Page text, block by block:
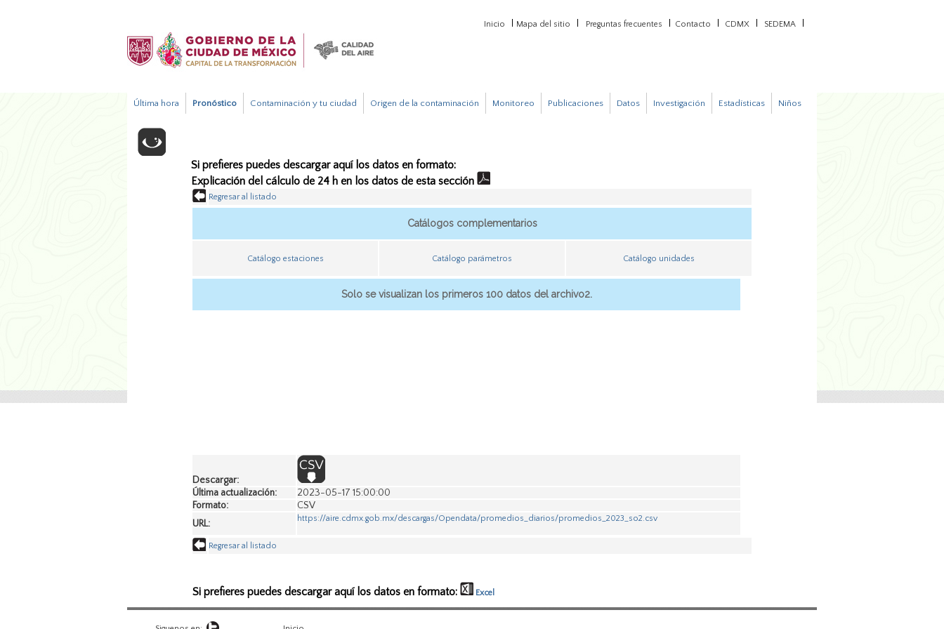
Inicio Mapa del sitio Preguntas frecuentes Contacto CDMX SEDEMA
Última hora Pronóstico Contaminación y tu ciudad Origen de la contaminación Monitoreo Publicaciones Datos Investigación Estadísticas Niños
Si prefieres puedes descargar aquí los datos en formato:
Explicación del cálculo de 24 h en los datos de esta sección
Regresar al listado
Catálogos complementarios
Catálogo estaciones Catálogo parámetros Catálogo unidades
Solo se visualizan los primeros 100 datos del archivo2.
Descargar:
Última actualización:
2023-05-17 15:00:00
Formato:
CSV
URL:
https://aire.cdmx.gob.mx/descargas/Opendata/promedios_diarios/promedios_2023_so2.csv
Regresar al listado
Si prefieres puedes descargar aquí los datos en formato: Excel